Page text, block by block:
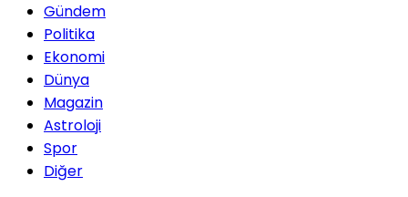
Gündem
Politika
Ekonomi
Dünya
Magazin
Astroloji
Spor
Diğer